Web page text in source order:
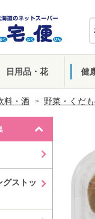
日用品・花 健
料・酒 野菜・くだ
ストッ